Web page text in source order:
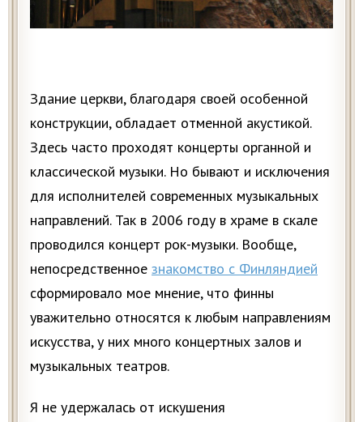
Здание церкви, благодаря своей особенной
конструкции, обладает отменной акустикой.
Здесь часто проходят концерты органной и
классической музыки. Но бывают и исключения
для исполнителей современных музыкальных
направлений. Так в 2006 году в храме в скале
проводился концерт рок-музыки. Вообще,
непосредственное знакомство с Финляндией
сформировало мое мнение, что финны
уважительно относятся к любым направлениям
искусства, у них много концертных залов и
музыкальных театров.
Я не удержалась от искушения